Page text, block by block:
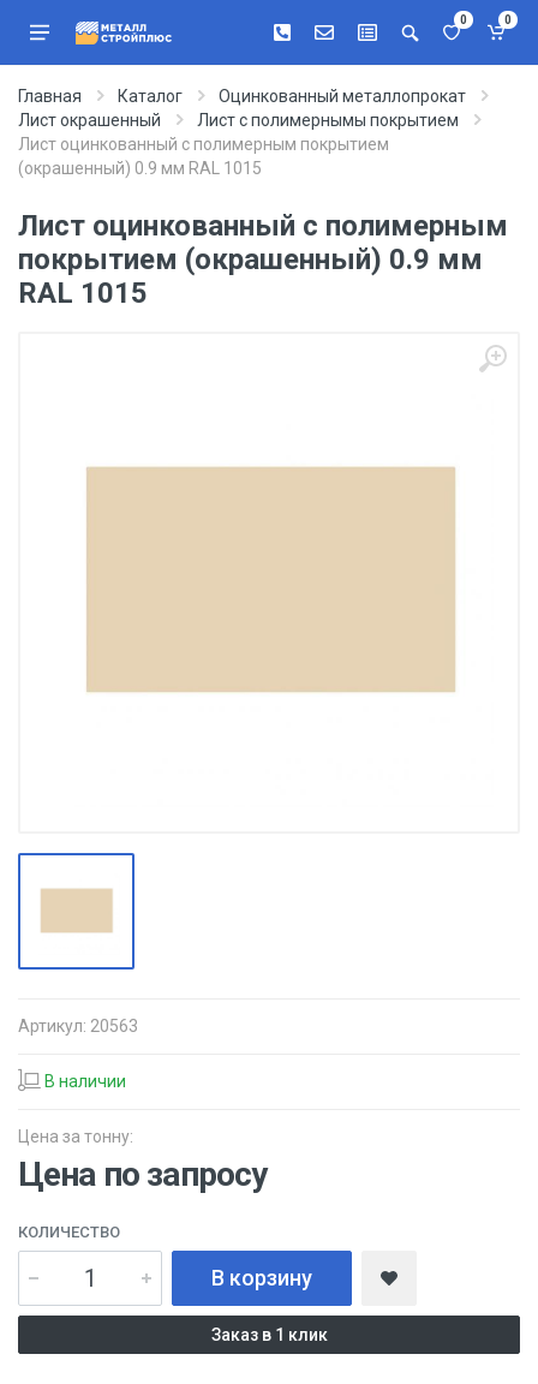
0 0
Главная Каталог
Оцинкованный металлопрокат
Лист окрашенный
Лист с полимернымы покрытием
Лист оцинкованный с полимерным покрытием
(окрашенный) 0.9 мм RAL 1015
Лист оцинкованный с полимерным
покрытием (окрашенный) 0.9 мм
RAL 1015
Артикул: 20563
В наличии
Цена за тонну:
Цена по запросу
КОЛИЧЕСТВО
В корзину
Заказ в 1 клик